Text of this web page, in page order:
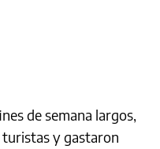
de semana largos,
y gastaron